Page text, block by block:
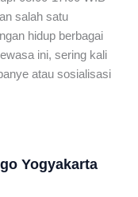
salah satu
hidup berbagai
ini, sering kali
atau sosialisasi
Yogyakarta